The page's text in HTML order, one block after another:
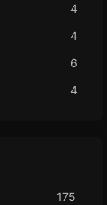
4
4
6
4
175